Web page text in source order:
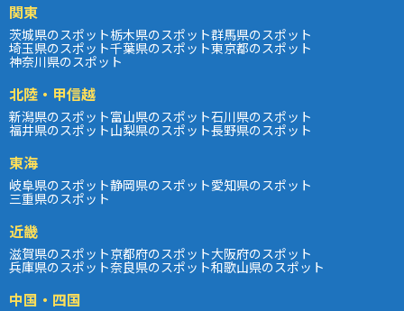
関東
茨城県のスポット栃木県のスポット群馬県のスポット
埼玉県のスポット千葉県のスポット東京都のスポット
神奈川県のスポット
北陸・甲信越
新潟県のスポット富山県のスポット石川県のスポット
福井県のスポット山梨県のスポット長野県のスポット
東海
岐阜県のスポット静岡県のスポット愛知県のスポット
三重県のスポット
近畿
滋賀県のスポット京都府のスポット大阪府のスポット
兵庫県のスポット奈良県のスポット和歌山県のスポット
中国・四国